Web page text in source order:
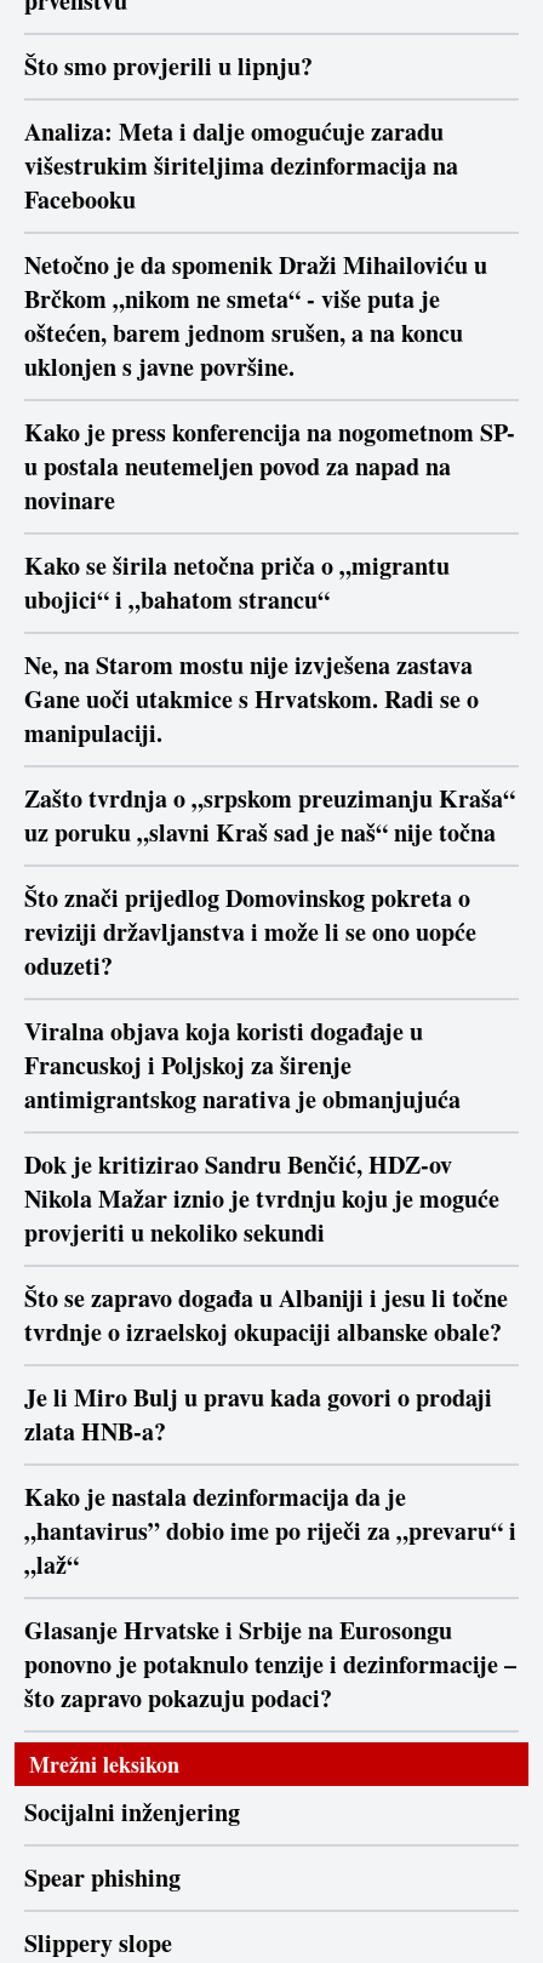
Što smo provjerili u lipnju?
Analiza: Meta i dalje omogućuje zaradu
višestrukim širiteljima dezinformacija na
Facebooku
Netočno je da spomenik Draži Mihailoviću u
Brčkom „nikom ne smeta“ - više puta je
oštećen, barem jednom srušen, a na koncu
uklonjen s javne površine.
Kako je press konferencija na nogometnom SP-
u postala neutemeljen povod za napad na
novinare
Kako se širila netočna priča o „migrantu
ubojici“ i „bahatom strancu“
Ne, na Starom mostu nije izvješena zastava
Gane uoči utakmice s Hrvatskom. Radi se o
manipulaciji.
Zašto tvrdnja o „srpskom preuzimanju Kraša“
uz poruku „slavni Kraš sad je naš“ nije točna
Što znači prijedlog Domovinskog pokreta o
reviziji državljanstva i može li se ono uopće
oduzeti?
Viralna objava koja koristi događaje u
Francuskoj i Poljskoj za širenje
antimigrantskog narativa je obmanjujuća
Dok je kritizirao Sandru Benčić, HDZ-ov
Nikola Mažar iznio je tvrdnju koju je moguće
provjeriti u nekoliko sekundi
Što se zapravo događa u Albaniji i jesu li točne
tvrdnje o izraelskoj okupaciji albanske obale?
Je li Miro Bulj u pravu kada govori o prodaji
zlata HNB-a?
Kako je nastala dezinformacija da je
„hantavirus” dobio ime po riječi za „prevaru“ i
„laž“
Glasanje Hrvatske i Srbije na Eurosongu
ponovno je potaknulo tenzije i dezinformacije –
što zapravo pokazuju podaci?
Mrežni leksikon
Socijalni inženjering
Spear phishing
Slippery slope